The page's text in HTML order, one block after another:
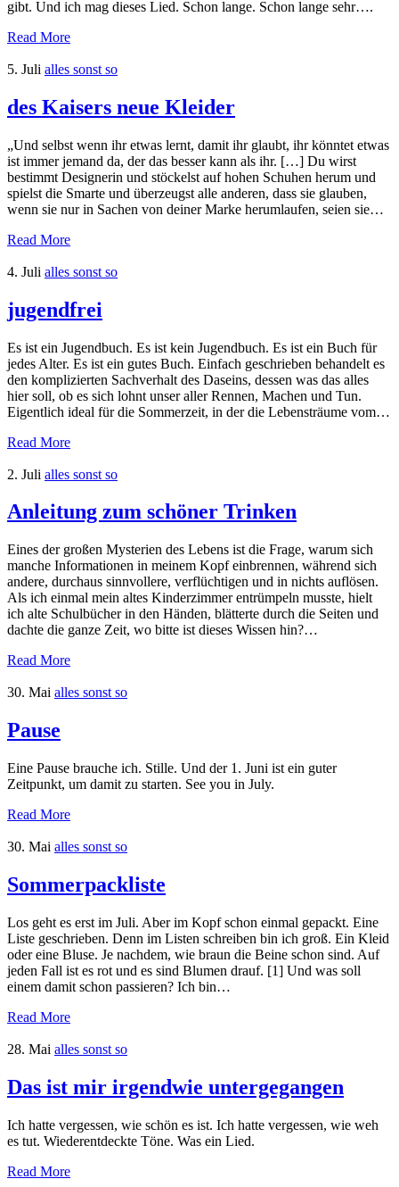
gibt. Und ich mag dieses Lied. Schon lange. Schon lange sehr….
Read More
5. Juli alles sonst so
des Kaisers neue Kleider
„Und selbst wenn ihr etwas lernt, damit ihr glaubt, ihr könntet etwas
ist immer jemand da, der das besser kann als ihr. […] Du wirst
bestimmt Designerin und stöckelst auf hohen Schuhen herum und
spielst die Smarte und überzeugst alle anderen, dass sie glauben,
wenn sie nur in Sachen von deiner Marke herumlaufen, seien sie…
Read More
4. Juli alles sonst so
jugendfrei
Es ist ein Jugendbuch. Es ist kein Jugendbuch. Es ist ein Buch für
jedes Alter. Es ist ein gutes Buch. Einfach geschrieben behandelt es
den komplizierten Sachverhalt des Daseins, dessen was das alles
hier soll, ob es sich lohnt unser aller Rennen, Machen und Tun.
Eigentlich ideal für die Sommerzeit, in der die Lebensträume vom…
Read More
2. Juli alles sonst so
Anleitung zum schöner Trinken
Eines der großen Mysterien des Lebens ist die Frage, warum sich
manche Informationen in meinem Kopf einbrennen, während sich
andere, durchaus sinnvollere, verflüchtigen und in nichts auflösen.
Als ich einmal mein altes Kinderzimmer entrümpeln musste, hielt
ich alte Schulbücher in den Händen, blätterte durch die Seiten und
dachte die ganze Zeit, wo bitte ist dieses Wissen hin?…
Read More
30. Mai alles sonst so
Pause
Eine Pause brauche ich. Stille. Und der 1. Juni ist ein guter
Zeitpunkt, um damit zu starten. See you in July.
Read More
30. Mai alles sonst so
Sommerpackliste
Los geht es erst im Juli. Aber im Kopf schon einmal gepackt. Eine
Liste geschrieben. Denn im Listen schreiben bin ich groß. Ein Kleid
oder eine Bluse. Je nachdem, wie braun die Beine schon sind. Auf
jeden Fall ist es rot und es sind Blumen drauf. [1] Und was soll
einem damit schon passieren? Ich bin…
Read More
28. Mai alles sonst so
Das ist mir irgendwie untergegangen
Ich hatte vergessen, wie schön es ist. Ich hatte vergessen, wie weh
es tut. Wiederentdeckte Töne. Was ein Lied.
Read More